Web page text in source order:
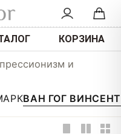
КОРЗИНА
и
ВАН ГОГ ВИНСЕНТ